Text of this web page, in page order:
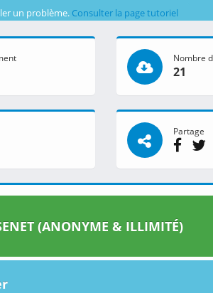
un problème. Consulter la page tutoriel
Nombre
21
Partage
(ANONYME & ILLIMITÉ)